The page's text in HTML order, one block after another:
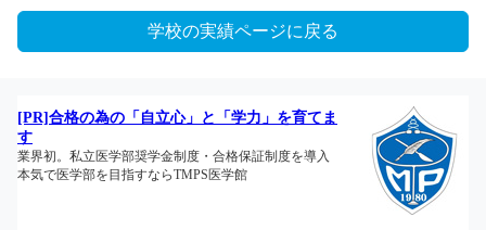
学校の実績ページに戻る